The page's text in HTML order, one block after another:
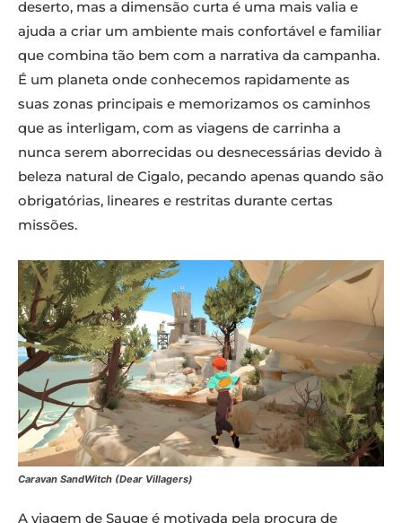
deserto, mas a dimensão curta é uma mais valia e
ajuda a criar um ambiente mais confortável e familiar
que combina tão bem com a narrativa da campanha.
É um planeta onde conhecemos rapidamente as
suas zonas principais e memorizamos os caminhos
que as interligam, com as viagens de carrinha a
nunca serem aborrecidas ou desnecessárias devido à
beleza natural de Cigalo, pecando apenas quando são
obrigatórias, lineares e restritas durante certas
missões.
Caravan SandWitch (Dear Villagers)
A viagem de Sauge é motivada pela procura de